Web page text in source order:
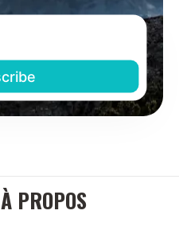
À PROPOS